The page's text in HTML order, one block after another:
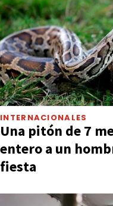
INTERNACIONALES
Una pitón de 7
entero a un
fiesta